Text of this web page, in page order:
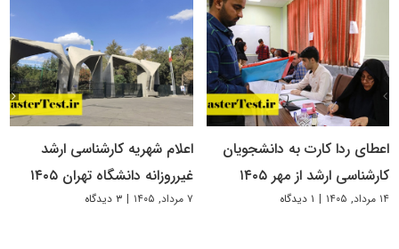
اعطای ردا کارت به دانشجویان
کارشناسی ارشد از مهر ۱۴۰۵
۱۴ مرداد, ۱۴۰۵ | ۱ دیدگاه
اعلام شهریه کارشناسی ارشد
غیرروزانه دانشگاه تهران ۱۴۰۵
۷ مرداد, ۱۴۰۵ | ۳ دیدگاه